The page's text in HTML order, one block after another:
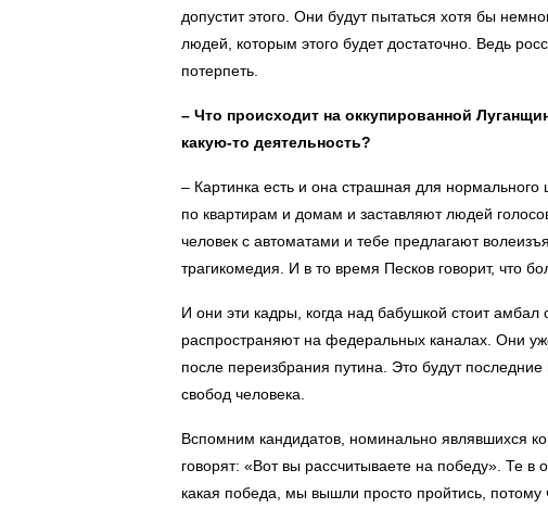
допустит этого. Они будут пытаться хотя бы
людей, которым этого будет достаточно. Ведь
потерпеть.
– Что происходит на оккупированной
какую-то деятельность?
– Картинка есть и она страшная для
по квартирам и домам и заставляют людей
человек с автоматами и тебе предлагают
трагикомедия. И в то время Песков говорит, что
И они эти кадры, когда над бабушкой стоит
распространяют на федеральных каналах. Они
после переизбрания путина. Это будут
свобод человека.
Вспомним кандидатов, номинально являвшихся
говорят: «Вот вы рассчитываете на победу». Те в
какая победа, мы вышли просто пройтись, потому